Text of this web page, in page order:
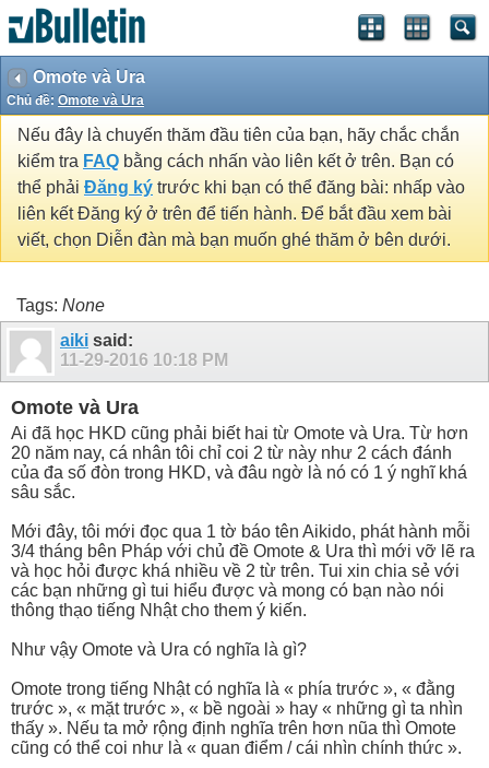
Omote và Ura
Chủ đề: Omote và Ura
Nếu đây là chuyến thăm đầu tiên của bạn, hãy chắc chắn
kiểm tra FAQ bằng cách nhấn vào liên kết ở trên. Bạn có
thể phải Đăng ký trước khi bạn có thể đăng bài: nhấp vào
liên kết Đăng ký ở trên để tiến hành. Để bắt đầu xem bài
viết, chọn Diễn đàn mà bạn muốn ghé thăm ở bên dưới.
Tags: None
aiki said:
11-29-2016 10:18 PM
Omote và Ura
Ai đã học HKD cũng phải biết hai từ Omote và Ura. Từ hơn
20 năm nay, cá nhân tôi chỉ coi 2 từ này như 2 cách đánh
của đa số đòn trong HKD, và đâu ngờ là nó có 1 ý nghĩ khá
sâu sắc.
Mới đây, tôi mới đọc qua 1 tờ báo tên Aikido, phát hành mỗi
3/4 tháng bên Pháp với chủ đề Omote & Ura thì mới vỡ lẽ ra
và học hỏi được khá nhiều về 2 từ trên. Tui xin chia sẻ với
các bạn những gì tui hiểu được và mong có bạn nào nói
thông thạo tiếng Nhật cho them ý kiến.
Như vậy Omote và Ura có nghĩa là gì?
Omote trong tiếng Nhật có nghĩa là « phía trước », « đằng
trước », « mặt trước », « bề ngoài » hay « những gì ta nhìn
thấy ». Nếu ta mở rộng định nghĩa trên hơn nũa thì Omote
cũng có thể coi như là « quan điểm / cái nhìn chính thức ».